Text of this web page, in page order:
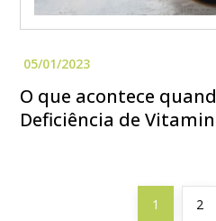
O que acontece
Deficiência de
Page
1 Page
2